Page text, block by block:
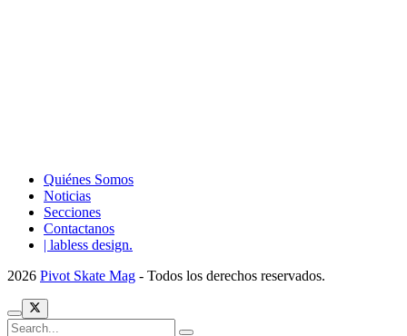
Quiénes Somos
Noticias
Secciones
Contactanos
| labless design.
2026 Pivot Skate Mag - Todos los derechos reservados.